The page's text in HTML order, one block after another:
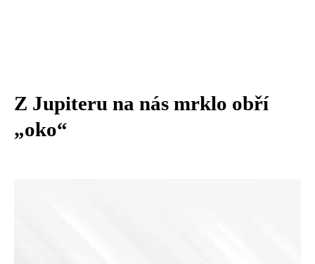
Z Jupiteru na nás mrklo obří
„oko“